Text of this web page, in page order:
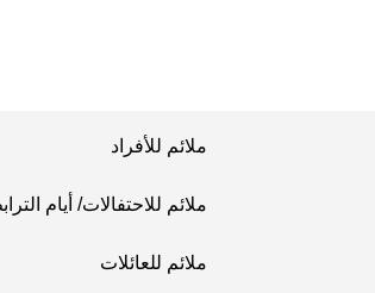
ملائم للأفراد
ملائم للاحتفالات/ أيام
ملائم للعائلات